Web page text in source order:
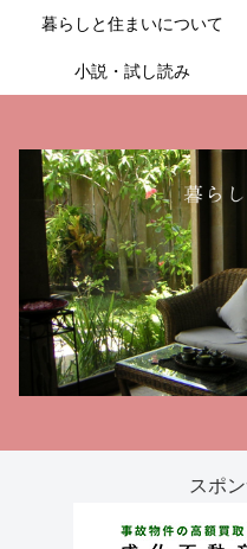
暮らしと住まいについて
小説・試し読み
スポ